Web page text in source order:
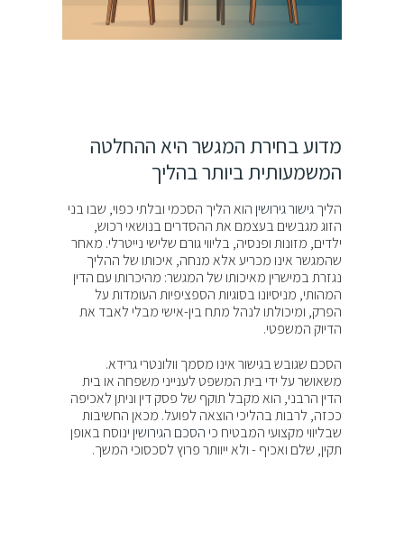
מדוע בחירת המגשר היא ההחלטה
המשמעותית ביותר בהליך
הליךגישור גירושין הוא הליך הסכמי ובלתי כפוי, שבו בני
הזוג מגבשים בעצמם את ההסדרים בנושאי רכוש,
ילדים, מזונות ופנסיה, בליווי גורם שלישי נייטרלי. מאחר
שהמגשר אינו מכריע אלא מנחה, איכותו של ההליך
נגזרת במישרין מאיכותו של המגשר: מהיכרותו עם הדין
המהותי, מניסיונו בסוגיות הספציפיות העומדות על
הפרק, ומיכולתו לנהל מתח בין-אישי מבלי לאבד את
הדיוק המשפטי.
הסכם שגובש בגישור אינו מסמך וולונטרי גרידא.
משאושר על ידי בית המשפט לענייני משפחה או בית
הדין הרבני, הוא מקבל תוקף של פסק דין וניתן לאכיפה
ככזה, לרבות בהליכי הוצאה לפועל. מכאן החשיבות
שבליווי מקצועי המבטיח כי הסכם הגירושין ינוסח באופן
תקין, שלם ואכיף - ולא ייוותר פרוץ לסכסוכי המשך.